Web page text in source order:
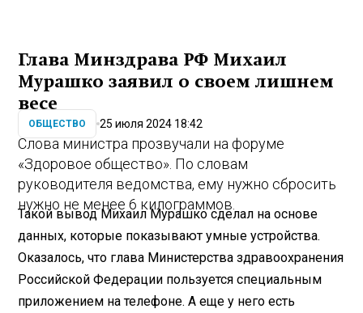
Глава Минздрава РФ Михаил
Мурашко заявил о своем лишнем
весе
ОБЩЕСТВО 25 июля 2024 18:42
Слова министра прозвучали на форуме
«Здоровое общество». По словам
руководителя ведомства, ему нужно сбросить
нужно не менее 6 килограммов.
Такой вывод Михаил Мурашко сделал на основе
данных, которые показывают умные устройства.
Оказалось, что глава Министерства здравоохранения
Российской Федерации пользуется специальным
приложением на телефоне. А еще у него есть